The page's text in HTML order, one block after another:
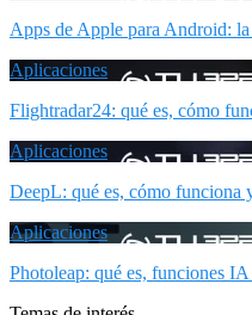
Apps de Apple para Android:
Aplicaciones
Flightradar24: qué es, cómo
Aplicaciones
DeepL: qué es, cómo funciona
Aplicaciones
Photoleap: qué es, funciones